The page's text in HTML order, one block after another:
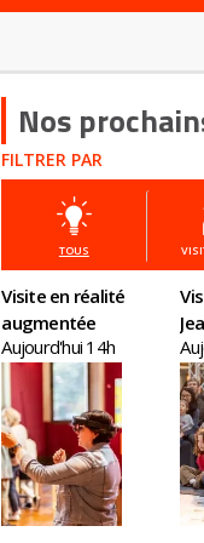
Nos
FILTRER PAR
TOUS
Visite en réalité
augmentée
Aujourd'hui 14h